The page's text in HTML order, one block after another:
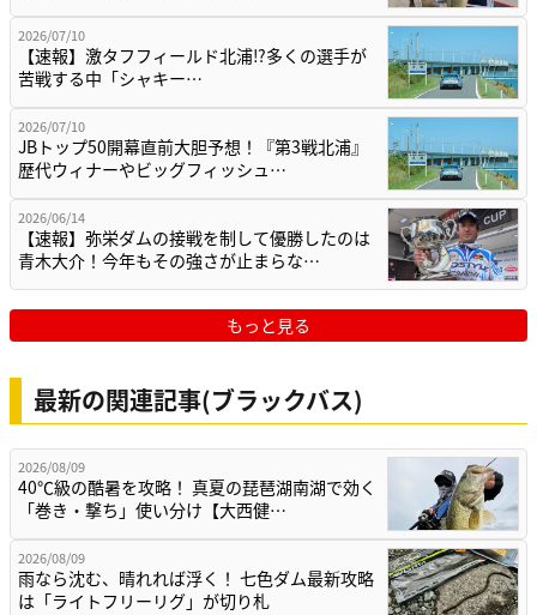
2026/07/10
【速報】激タフフィールド北浦⁉多くの選手が
苦戦する中「シャキー…
2026/07/10
JBトップ50開幕直前大胆予想！『第3戦北浦』
歴代ウィナーやビッグフィッシュ…
2026/06/14
【速報】弥栄ダムの接戦を制して優勝したのは
青木大介！今年もその強さが止まらな…
もっと見る
最新の関連記事(ブラックバス)
2026/08/09
40℃級の酷暑を攻略！ 真夏の琵琶湖南湖で効く
「巻き・撃ち」使い分け【大西健…
2026/08/09
雨なら沈む、晴れれば浮く！ 七色ダム最新攻略
は「ライトフリーリグ」が切り札